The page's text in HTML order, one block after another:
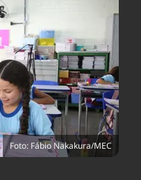
Meio Ambiente
Podcast
Política
Saúde
Tempo
Foto: Fábio Nakakura/MEC